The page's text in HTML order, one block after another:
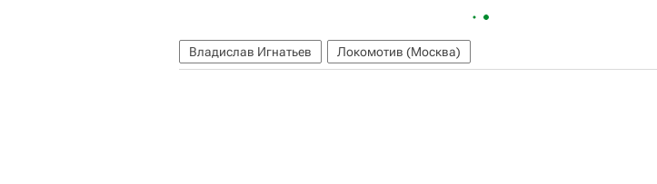
Владислав Игнатьев Локомотив (Москва)